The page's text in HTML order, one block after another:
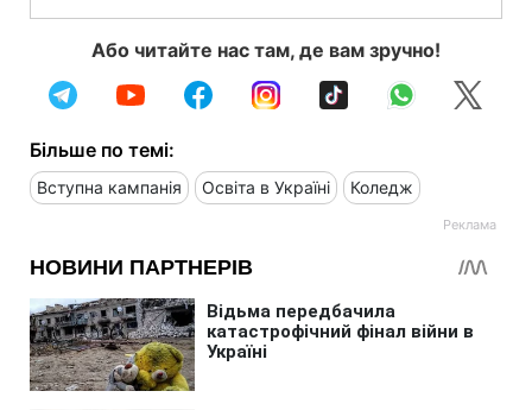
Або читайте нас там, де вам зручно!
Більше по темі:
Вступна кампанія Освіта в Україні Коледж